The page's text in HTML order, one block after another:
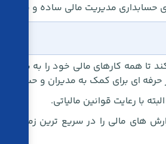
حسابداری مدیریت مالی ساده و بدون
همه کارهای مالی خود را به شکل
ای برای کمک به مدیران و
با رعایت قوانین مالیاتی.
های مالی را در سریع ترین زمان و